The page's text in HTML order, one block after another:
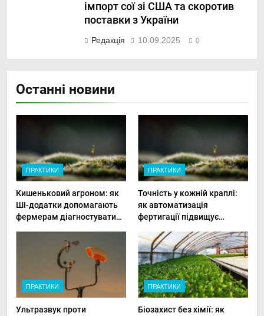
імпорт сої зі США та скоротив
поставки з України
Редакція 10.09.2025 0
Останні новини
ПРАКТИКИ
Кишеньковий агроном: як
ШІ-додатки допомагають
фермерам діагностувати
ПРАКТИКИ
Точність у кожній краплі:
як автоматизація
фертигації підвищує
ПРАКТИКИ
Ультразвук проти
ПРАКТИКИ
Біозахист без хімії: як